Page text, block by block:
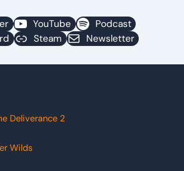
YouTube
Podcast
Steam Newsletter
Deliverance 2
Wilds